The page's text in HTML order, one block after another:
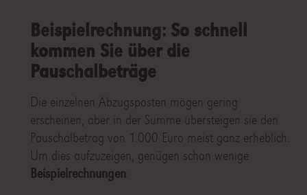
Beispielrechnung: So schnell
kommen Sie über die
Pauschalbeträge
Die einzelnen Abzugsposten mögen gering
erscheinen, aber in der Summe übersteigen sie den
Pauschalbetrag von 1.000 Euro meist ganz erheblich.
Um dies aufzuzeigen, genügen schon wenige
Beispielrechnungen